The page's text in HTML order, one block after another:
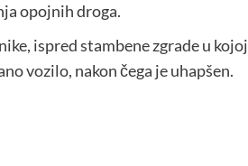
opojnih droga.
ispred stambene zgrade u kojoj
vozilo, nakon čega je uhapšen.